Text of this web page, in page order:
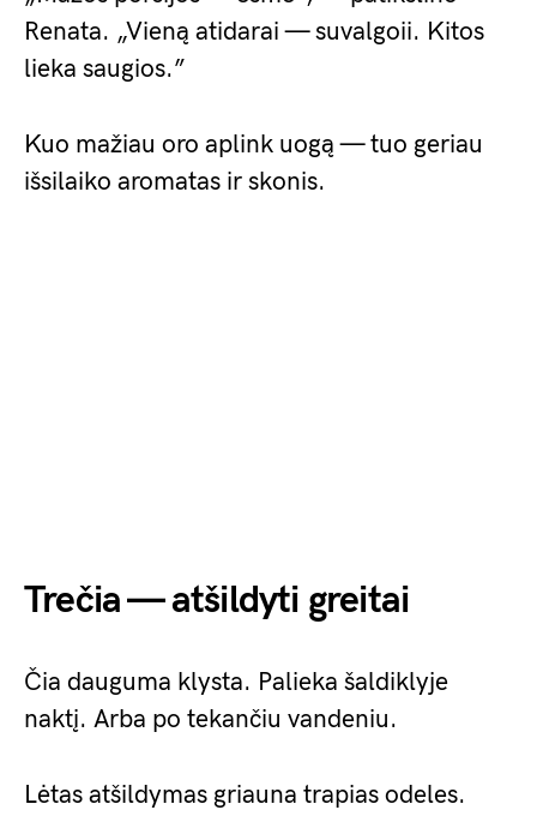
Renata. „Vieną atidarai — suvalgoii. Kitos
lieka saugios.”
Kuo mažiau oro aplink uogą — tuo geriau
išsilaiko aromatas ir skonis.
Trečia — atšildyti greitai
Čia dauguma klysta. Palieka šaldiklyje
naktį. Arba po tekančiu vandeniu.
Lėtas atšildymas griauna trapias odeles.